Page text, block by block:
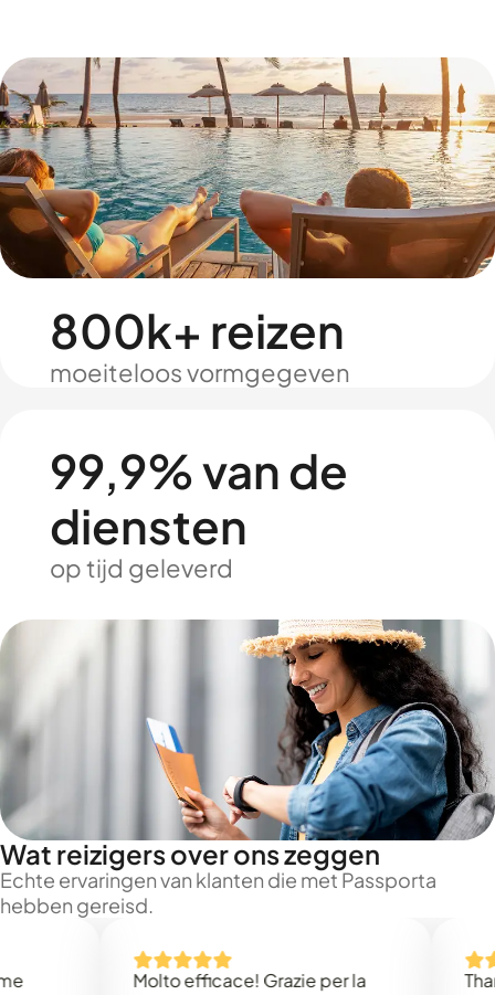
800k+ reizen
moeiteloos vormgegeven
99,9% van de
diensten
op tijd geleverd
Wat reizigers over ons zeggen
Echte ervaringen van klanten die met Passporta
hebben gereisd.
Molto efficace! Grazie per la
Thank